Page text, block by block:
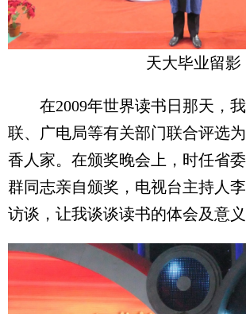
天大毕业留影
在2009年世界读书日那天，我
联、广电局等有关部门联合评选
香人家。在颁奖晚会上，时任省
群同志亲自颁奖，电视台主持人
访谈，让我谈谈读书的体会及意义